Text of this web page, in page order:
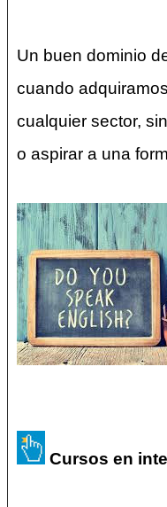
Un buen dominio
cuando
cualquier sector,
o aspirar a una
Cursos en